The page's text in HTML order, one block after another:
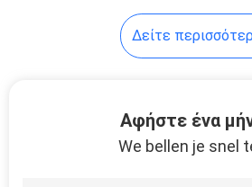
καλώδιο
Δείτε
Αφήστε ένα
We bellen je snel